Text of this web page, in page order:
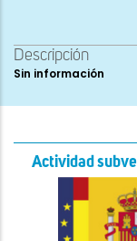
Descripción
Sin información
Actividad